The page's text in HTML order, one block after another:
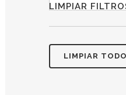
LIMPIAR
LIMPIAR